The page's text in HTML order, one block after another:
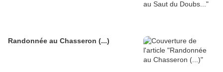
Randonnée au Chasseron (...)